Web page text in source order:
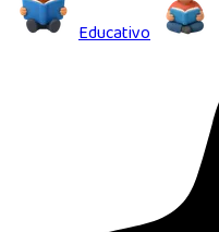
Educativo